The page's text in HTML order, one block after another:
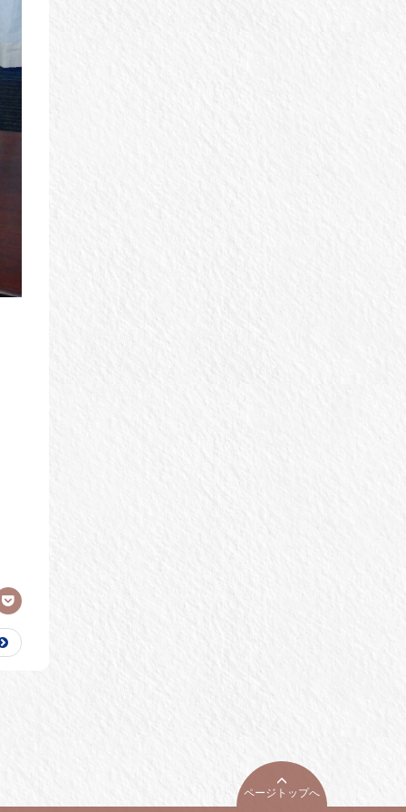
ページトップへ